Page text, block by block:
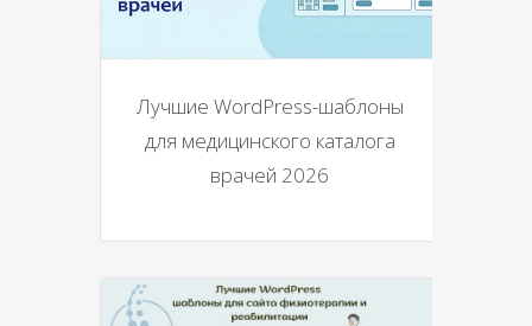
Лучшие WordPress-шаблоны
для медицинского каталога
врачей 2026